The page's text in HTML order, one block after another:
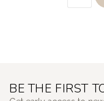
BE THE FIRST